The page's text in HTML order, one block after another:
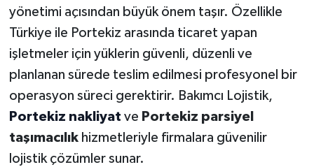
yönetimi açısından büyük önem taşır. Özellikle
Türkiye ile Portekiz arasında ticaret yapan
işletmeler için yüklerin güvenli, düzenli ve
planlanan sürede teslim edilmesi profesyonel bir
operasyon süreci gerektirir. Bakımcı Lojistik,
Portekiz nakliyat ve Portekiz parsiyel
taşımacılıkhizmetleriyle firmalara güvenilir
lojistik çözümler sunar.